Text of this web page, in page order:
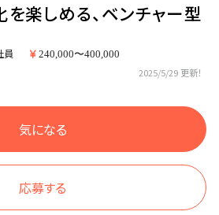
を楽しめる、ベンチャー型
員 240,000〜400,000
2025/5/29 更新！
気になる
応募する